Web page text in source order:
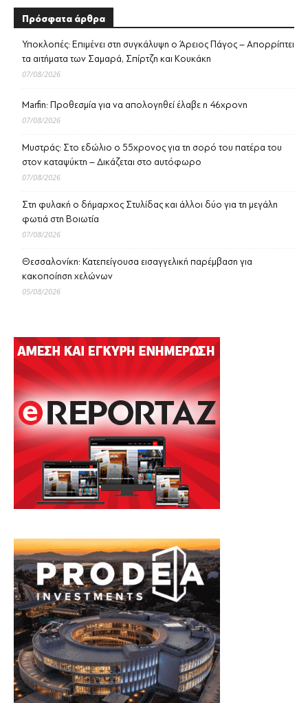
Πρόσφατα άρθρα
Υποκλοπές: Επιμένει στη συγκάλυψη ο Άρειος Πάγος – Απορρίπτει
τα αιτήματα των Σαμαρά, Σπίρτζη και Κουκάκη
07/08/2026
Marfin: Προθεσμία για να απολογηθεί έλαβε η 46χρονη
07/08/2026
Μυστράς: Στο εδώλιο ο 55χρονος για τη σορό του πατέρα του
στον καταψύκτη – Δικάζεται στο αυτόφωρο
07/08/2026
Στη φυλακή ο δήμαρχος Στυλίδας και άλλοι δύο για τη μεγάλη
φωτιά στη Βοιωτία
07/08/2026
Θεσσαλονίκη: Κατεπείγουσα εισαγγελική παρέμβαση για
κακοποίηση χελώνων
05/08/2026